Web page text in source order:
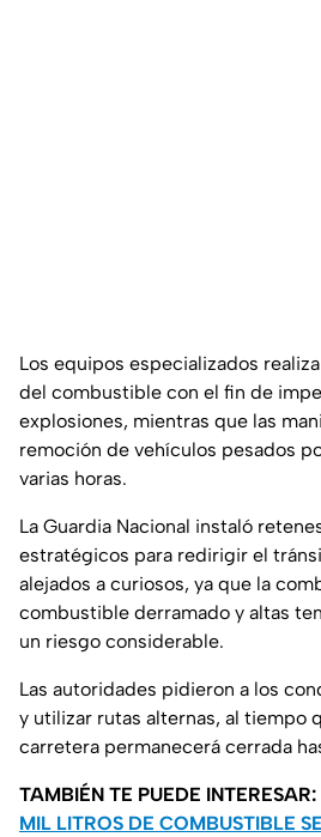
Los equipos especializados
del combustible con el fin de
explosiones, mientras que las
remoción de vehículos pesados
varias horas.
La Guardia Nacional instaló
estratégicos para redirigir el
alejados a curiosos, ya que la
combustible derramado y altas
un riesgo considerable.
Las autoridades pidieron a los
y utilizar rutas alternas, al tiempo
carretera permanecerá cerrada
TAMBIÉN TE PUEDE INTERESAR:
MIL LITROS DE COMBUSTIBLE